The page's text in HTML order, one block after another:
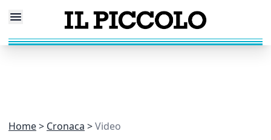
Home Cronaca Video